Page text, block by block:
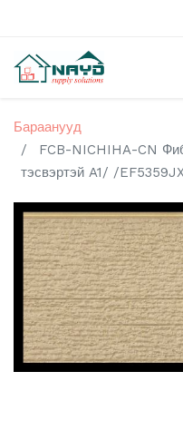
Бараанууд
FCB-NICHIHA-CN
тэсвэртэй A1/ /